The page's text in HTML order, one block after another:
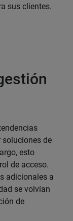
sus clientes.
soluciones de
esto
de acceso.
adicionales a
se volvían
de